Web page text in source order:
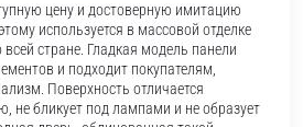
цену и достоверную имитацию
используется в массовой отделке
стране. Гладкая модель панели
и подходит покупателям,
Поверхность отличается
не бликует под лампами и не образует